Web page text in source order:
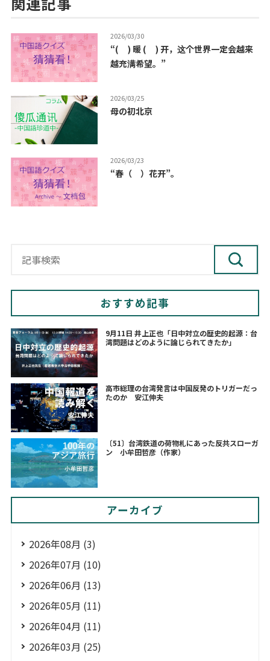
2026/03/30
“( ) 暖 ( ) 开，这个世界一定会越来
越充满希望。”
2026/03/25
母の初北京
2026/03/23
“春（ ）花开”。
おすすめ記事
9月11日 井上正也「日中対立の歴史的起源：台
湾問題はどのように論じられてきたか」
高市総理の台湾発言は中国反発のトリガーだっ
たのか 安江伸夫
〔51〕台湾鉄道の荷物札にあった反共スローガ
ン 小牟田哲彦（作家）
アーカイブ
2026年08月 (3)
2026年07月 (10)
2026年06月 (13)
2026年05月 (11)
2026年04月 (11)
2026年03月 (25)